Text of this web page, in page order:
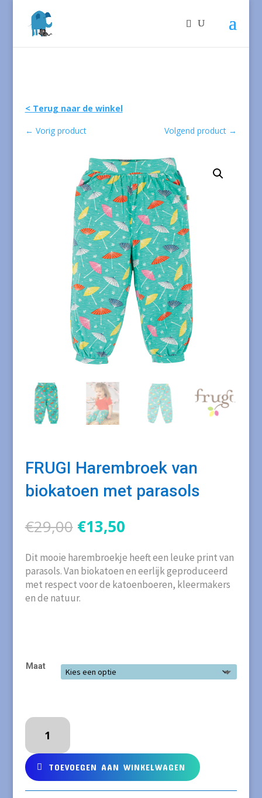
< Terug naar de winkel
← Vorig product Volgend product →
FRUGI Harembroek van
biokatoen met parasols
€29,00 Oorspronkelijke
prijs
was:
€29,00.
€13,50Huidige
is:
€13,50.
Dit mooie harembroekje heeft een leuke print van
parasols. Van biokatoen en eerlijk geproduceerd
met respect voor de katoenboeren, kleermakers
en de natuur.
Maat
FRUGI
Harembroek
van
biokatoen
met
parasols
TOEVOEGEN AAN WINKELWAGEN